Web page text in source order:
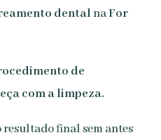
dentalnaFor
de
com a limpeza.
final sem antes